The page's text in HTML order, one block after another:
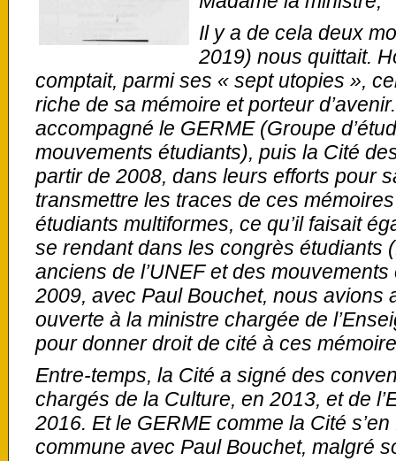
Il y a de cela deux
2019) nous quittait.
comptait, parmi ses « sept utopies »,
riche de sa mémoire et porteur
accompagné le GERME (Groupe
mouvements étudiants), puis la Cité
partir de 2008, dans leurs efforts pour
transmettre les traces de ces
étudiants multiformes, ce qu’il faisait
se rendant dans les congrès étudiants
anciens de l’UNEF et des
2009, avec Paul Bouchet, nous avions
ouverte à la ministre chargée de
pour donner droit de cité à ces
Entre-temps, la Cité a signé des
chargés de la Culture, en 2013, et de
2016. Et le GERME comme la Cité
commune avec Paul Bouchet, malgré